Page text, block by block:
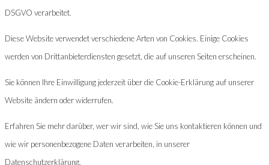
DSGVO verarbeitet.
Diese Website verwendet verschiedene Arten von Cookies. Einige Cookies
werden von Drittanbieterdiensten gesetzt, die auf unseren Seiten erscheinen.
Sie können Ihre Einwilligung jederzeit über die Cookie-Erklärung auf unserer
Website ändern oder widerrufen.
Erfahren Sie mehr darüber, wer wir sind, wie Sie uns kontaktieren können und
wie wir personenbezogene Daten verarbeiten, in unserer
Datenschutzerklärung.